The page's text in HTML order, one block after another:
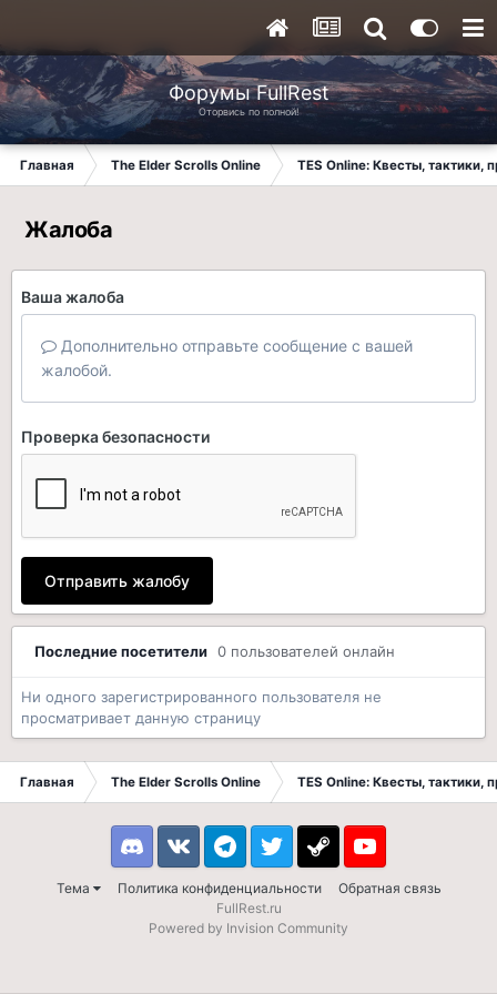
Форумы FullRest
Оторвись по полной!
Главная The Elder Scrolls Online TES Online: Квесты, тактики,
Жалоба
Ваша жалоба
Дополнительно отправьте сообщение с вашей
жалобой.
Проверка безопасности
Отправить жалобу
Последние посетители 0 пользователей онлайн
Ни одного зарегистрированного пользователя не
просматривает данную страницу
Главная The Elder Scrolls Online TES Online: Квесты, тактики,
Тема Политика конфиденциальности Обратная связь
DiscordVK TelegramTwitter Steam Youtube
FullRest.ru
Powered by Invision Community